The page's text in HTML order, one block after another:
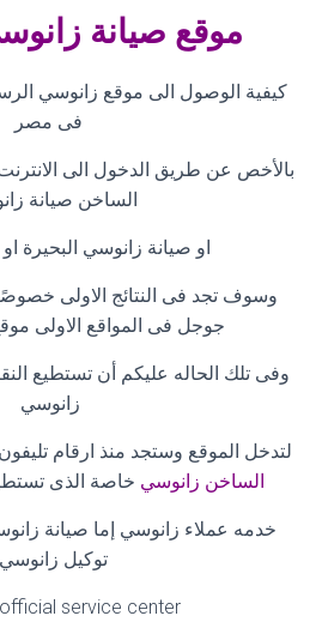
موقع صيانة
كيفية الوصول الى موقع زانوسي
فى مصر
بالأخص عن طريق الدخول الى
الساخن صيانة
او صيانة زانوسي البحيرة
وسوف تجد فى النتائج الاولى
جوجل فى المواقع الاولى
وفى تلك الحاله عليكم أن تستطيع
زانوسي
لتدخل الموقع وستجد منذ ارقام
الساخن زانوسي خاصة الذى
خدمه عملاء زانوسي إما صيانة
توكيل زانوسي
service center